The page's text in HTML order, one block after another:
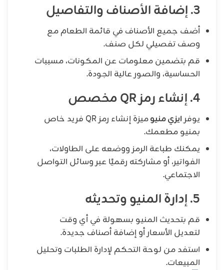
3. إضافة الأصناف والتفاصيل
أضف جميع الأصناف في قائمة الطعام مع
وصف تفصيلي لكل صنف.
قم بتضمين معلومات عن المكونات، مسببات
الحساسية، والصور عالية الجودة.
4. إنشاء رمز QR مخصص
يوفرايزي منيو
ميزة إنشاء رمز QR فريد خاص
بمنيو مطعمك.
يمكنك طباعة الرمز ووضعه على الطاولات،
الفواتير، أو مشاركته رقميًا عبر وسائل التواصل
الاجتماعي.
5. إدارة المنيو وتحديثه
قم بتحديث المنيو بسهولة في أي وقت
لتعديل الأسعار أو إضافة أصناف جديدة.
استفد من لوحة التحكم لإدارة الطلبات وتحليل
المبيعات.